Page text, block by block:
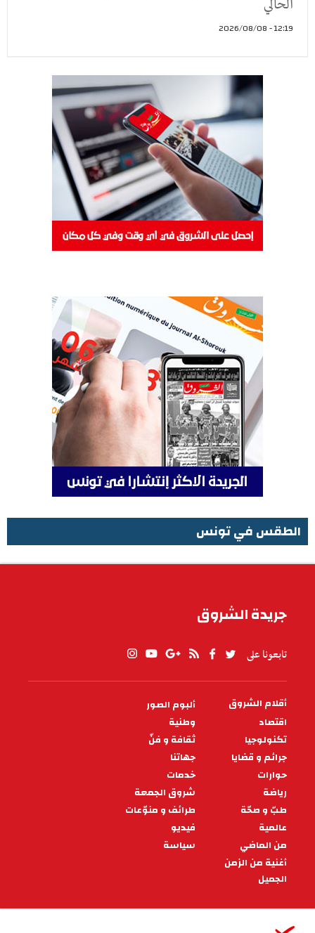
12:19 - 2026/08/08
الطقس في تونس
جريدة الشروق
تابعونا على
PIED
DE
PAGE
أقلام الشروق
ألبوم الصور
اقتصاد
وطنية
تكنولوجيا
ثقافة و فنّ
جرائم و قضايا
جهاتنا
حوارات
خدمات
رياضة
شروق الجمعة
طبّ و صحّة
طرائف و منوّعات
عالمية
فيديو
من الماضي
سياسة
أغنية من الزمن
الجميل